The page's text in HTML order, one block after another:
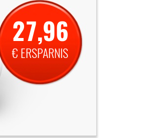
27,96
€ ERSPARNIS